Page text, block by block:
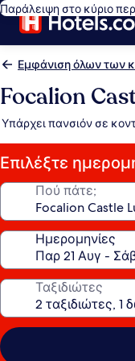
Παράλειψη στο κύριο
Εμφάνιση όλων των
Focalion
Υπάρχει πανσιόν σε
Επιλέξτε
Πού πάτε;
Ημερομηνίες
Ταξιδιώτες